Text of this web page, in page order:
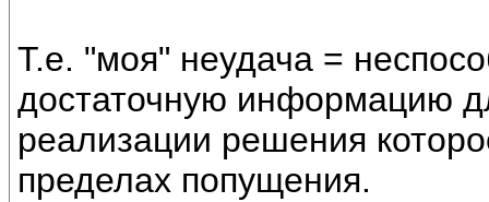
Т.е. "моя" неудача =
достаточную информацию
реализации решения
пределах попущения.